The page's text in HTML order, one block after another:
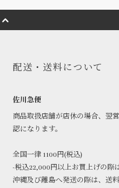
配送・送料について
佐川急便
商品取扱店舗が店休の場合、翌
認になります。
全国一律 1100円(税込)
-税込22,000円以上お買上げの際
沖縄及び離島へ発送の際は、送